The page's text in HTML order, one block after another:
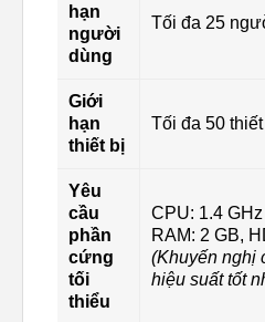
hạn
người
dùng
Tối đa 25
Giới
hạn
thiết bị
Tối đa 50
Yêu
cầu
phần
cứng
tối
thiểu
CPU: 1.4
RAM: 2 GB,
(Khuyến nghị
hiệu suất tốt